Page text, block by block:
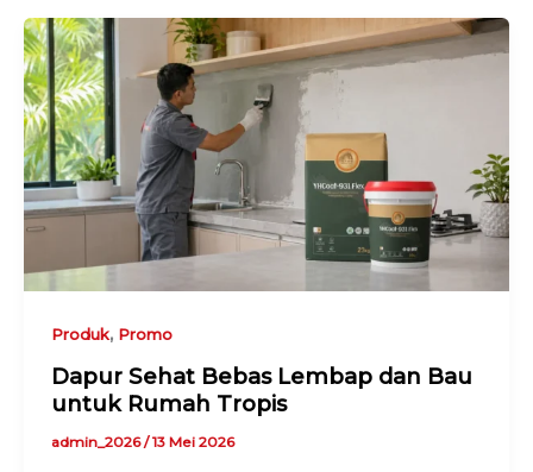
Produk, Promo
Dapur Sehat Bebas Lembap dan Bau
untuk Rumah Tropis
admin_2026/13 Mei 2026